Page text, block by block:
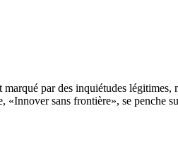
par des inquiétudes légitimes,
sans frontière», se penche